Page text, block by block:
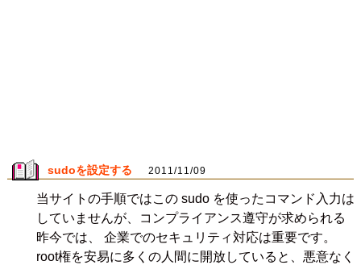
sudoを設定する 2011/11/09
当サイトの手順ではこの sudo を使ったコマンド入力は
していませんが、コンプライアンス遵守が求められる
昨今では、 企業でのセキュリティ対応は重要です。
root権を安易に多くの人間に開放していると、悪意なく